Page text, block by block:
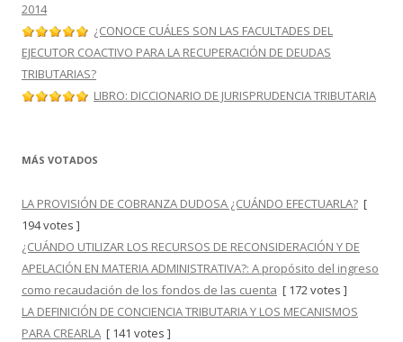
2014
¿CONOCE CUÁLES SON LAS FACULTADES DEL
EJECUTOR COACTIVO PARA LA RECUPERACIÓN DE DEUDAS
TRIBUTARIAS?
LIBRO: DICCIONARIO DE JURISPRUDENCIA TRIBUTARIA
MÁS VOTADOS
LA PROVISIÓN DE COBRANZA DUDOSA ¿CUÁNDO EFECTUARLA? [
194 votes ]
¿CUÁNDO UTILIZAR LOS RECURSOS DE RECONSIDERACIÓN Y DE
APELACIÓN EN MATERIA ADMINISTRATIVA?: A propósito del ingreso
como recaudación de los fondos de las cuenta [ 172 votes ]
LA DEFINICIÓN DE CONCIENCIA TRIBUTARIA Y LOS MECANISMOS
PARA CREARLA [ 141 votes ]